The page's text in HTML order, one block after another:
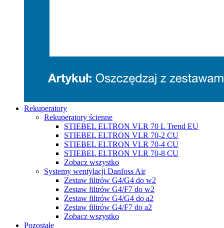
Rekuperatory
Rekuperatory ścienne
STIEBEL ELTRON VLR 70 L Trend EU
STIEBEL ELTRON VLR 70-2 CU
STIEBEL ELTRON VLR 70-4 CU
STIEBEL ELTRON VLR 70-8 CU
Zobacz wszystko
Systemy wentylacji Danfoss Air
Zestaw filtrów G4/G4 do w2
Zestaw filtrów G4/F7 do w2
Zestaw filtrów G4/G4 do a2
Zestaw filtrów G4/F7 do a2
Zobacz wszystko
Pozostałe